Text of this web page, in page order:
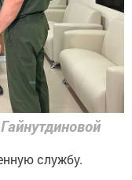
службу.